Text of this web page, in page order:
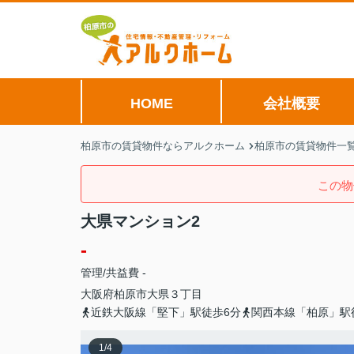
HOME 会社概要
柏原市の賃貸物件ならアルクホーム 柏原市の賃貸物件一
この
大県マンション2
-
管理/共益費 -
大阪府柏原市大県 ３丁目
近鉄大阪線「堅下」駅徒歩6分
関西本線「柏原」
1/4